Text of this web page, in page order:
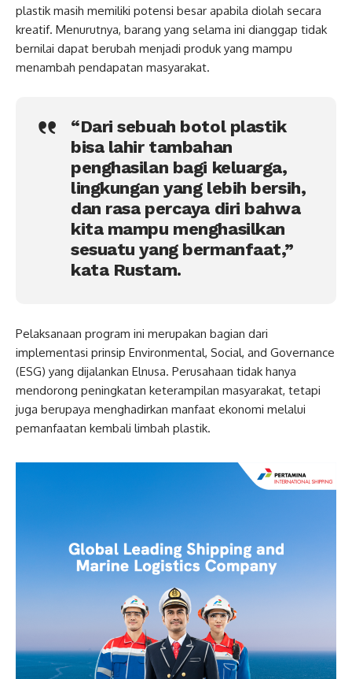
plastik masih memiliki potensi besar apabila diolah secara
kreatif. Menurutnya, barang yang selama ini dianggap tidak
bernilai dapat berubah menjadi produk yang mampu
menambah pendapatan masyarakat.
“Dari sebuah botol plastik
bisa lahir tambahan
penghasilan bagi keluarga,
lingkungan yang lebih bersih,
dan rasa percaya diri bahwa
kita mampu menghasilkan
sesuatu yang bermanfaat,”
kata Rustam.
Pelaksanaan program ini merupakan bagian dari
implementasi prinsip Environmental, Social, and Governance
(ESG) yang dijalankan Elnusa. Perusahaan tidak hanya
mendorong peningkatan keterampilan masyarakat, tetapi
juga berupaya menghadirkan manfaat ekonomi melalui
pemanfaatan kembali limbah plastik.